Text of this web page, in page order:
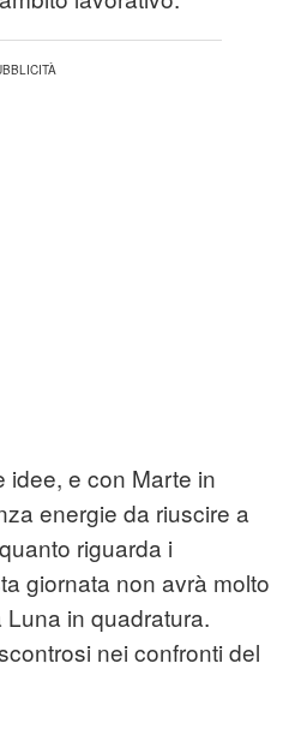
idee, e con Marte in
energie da riuscire a
riguarda i
giornata non avrà molto
in quadratura.
nei confronti del